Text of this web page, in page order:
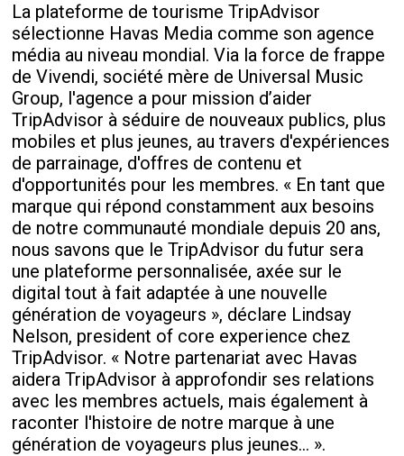
La plateforme de tourisme TripAdvisor
sélectionne Havas Media comme son agence
média au niveau mondial. Via la force de frappe
de Vivendi, société mère de Universal Music
Group, l'agence a pour mission d’aider
TripAdvisor à séduire de nouveaux publics, plus
mobiles et plus jeunes, au travers d'expériences
de parrainage, d'offres de contenu et
d'opportunités pour les membres. « En tant que
marque qui répond constamment aux besoins
de notre communauté mondiale depuis 20 ans,
nous savons que le TripAdvisor du futur sera
une plateforme personnalisée, axée sur le
digital tout à fait adaptée à une nouvelle
génération de voyageurs », déclare Lindsay
Nelson, president of core experience chez
TripAdvisor. « Notre partenariat avec Havas
aidera TripAdvisor à approfondir ses relations
avec les membres actuels, mais également à
raconter l'histoire de notre marque à une
génération de voyageurs plus jeunes… ».